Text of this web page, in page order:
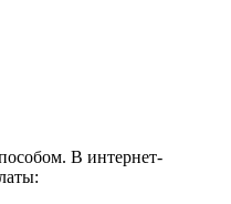
В интернет-